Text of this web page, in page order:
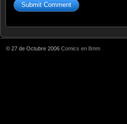
© 27 de Octubre 2006 Comics en 8mm